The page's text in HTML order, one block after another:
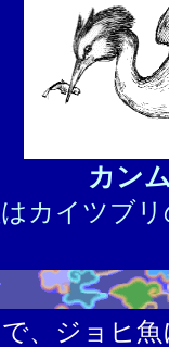
カン
カイツブ
、ジョヒ魚